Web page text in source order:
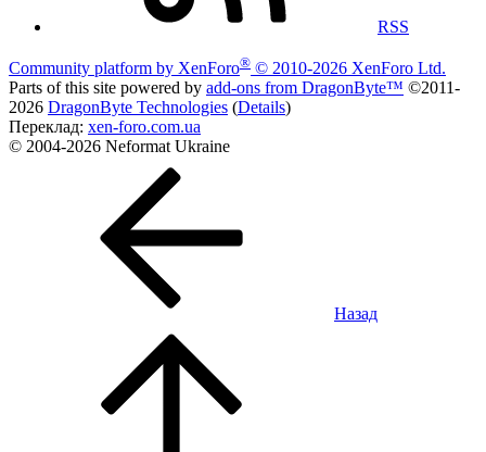
RSS
Community platform by XenForo® © 2010-2026 XenForo Ltd.
Parts of this site powered by add-ons from DragonByte™ ©2011-
2026 DragonByte Technologies (Details)
Переклад: xen-foro.com.ua
© 2004-2026 Neformat Ukraine
Назад